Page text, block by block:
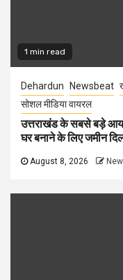
1 min read
Dehardun Newsbeat
सोशल मीडिया वायरल
उत्तराखंड के सबसे बड़े
घर बनाने के लिए जमीन
August 8, 2026